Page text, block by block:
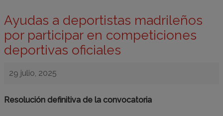
Ayudas a deportistas madrileños
por participar en competiciones
deportivas oficiales
29 julio, 2025
Resolución definitiva de la convocatoria